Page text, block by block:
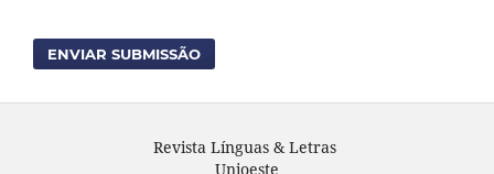
ENVIAR SUBMISSÃO
Revista Línguas & Letras
Unioeste